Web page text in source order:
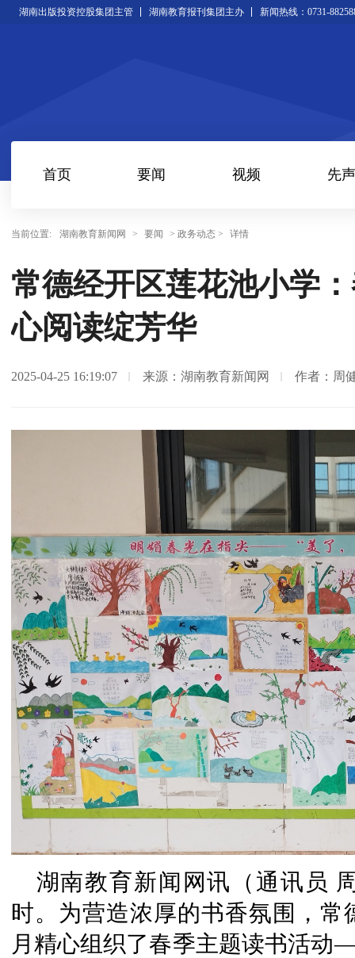
湖南出版投资控股集团主管 湖南教育报刊集团主办 新闻热线：0731-
首页 要闻 视频 先声
当前位置: 湖南教育新闻网 > 要闻 > 政务动态 > 详情
常德经开区莲花池小学
心阅读绽芳华
2025-04-25 16:19:07 来源：湖南教育新闻网 作者：周
湖南教育新闻网讯（通讯员
时。为营造浓厚的书香氛围，
月精心组织了春季主题读书活动